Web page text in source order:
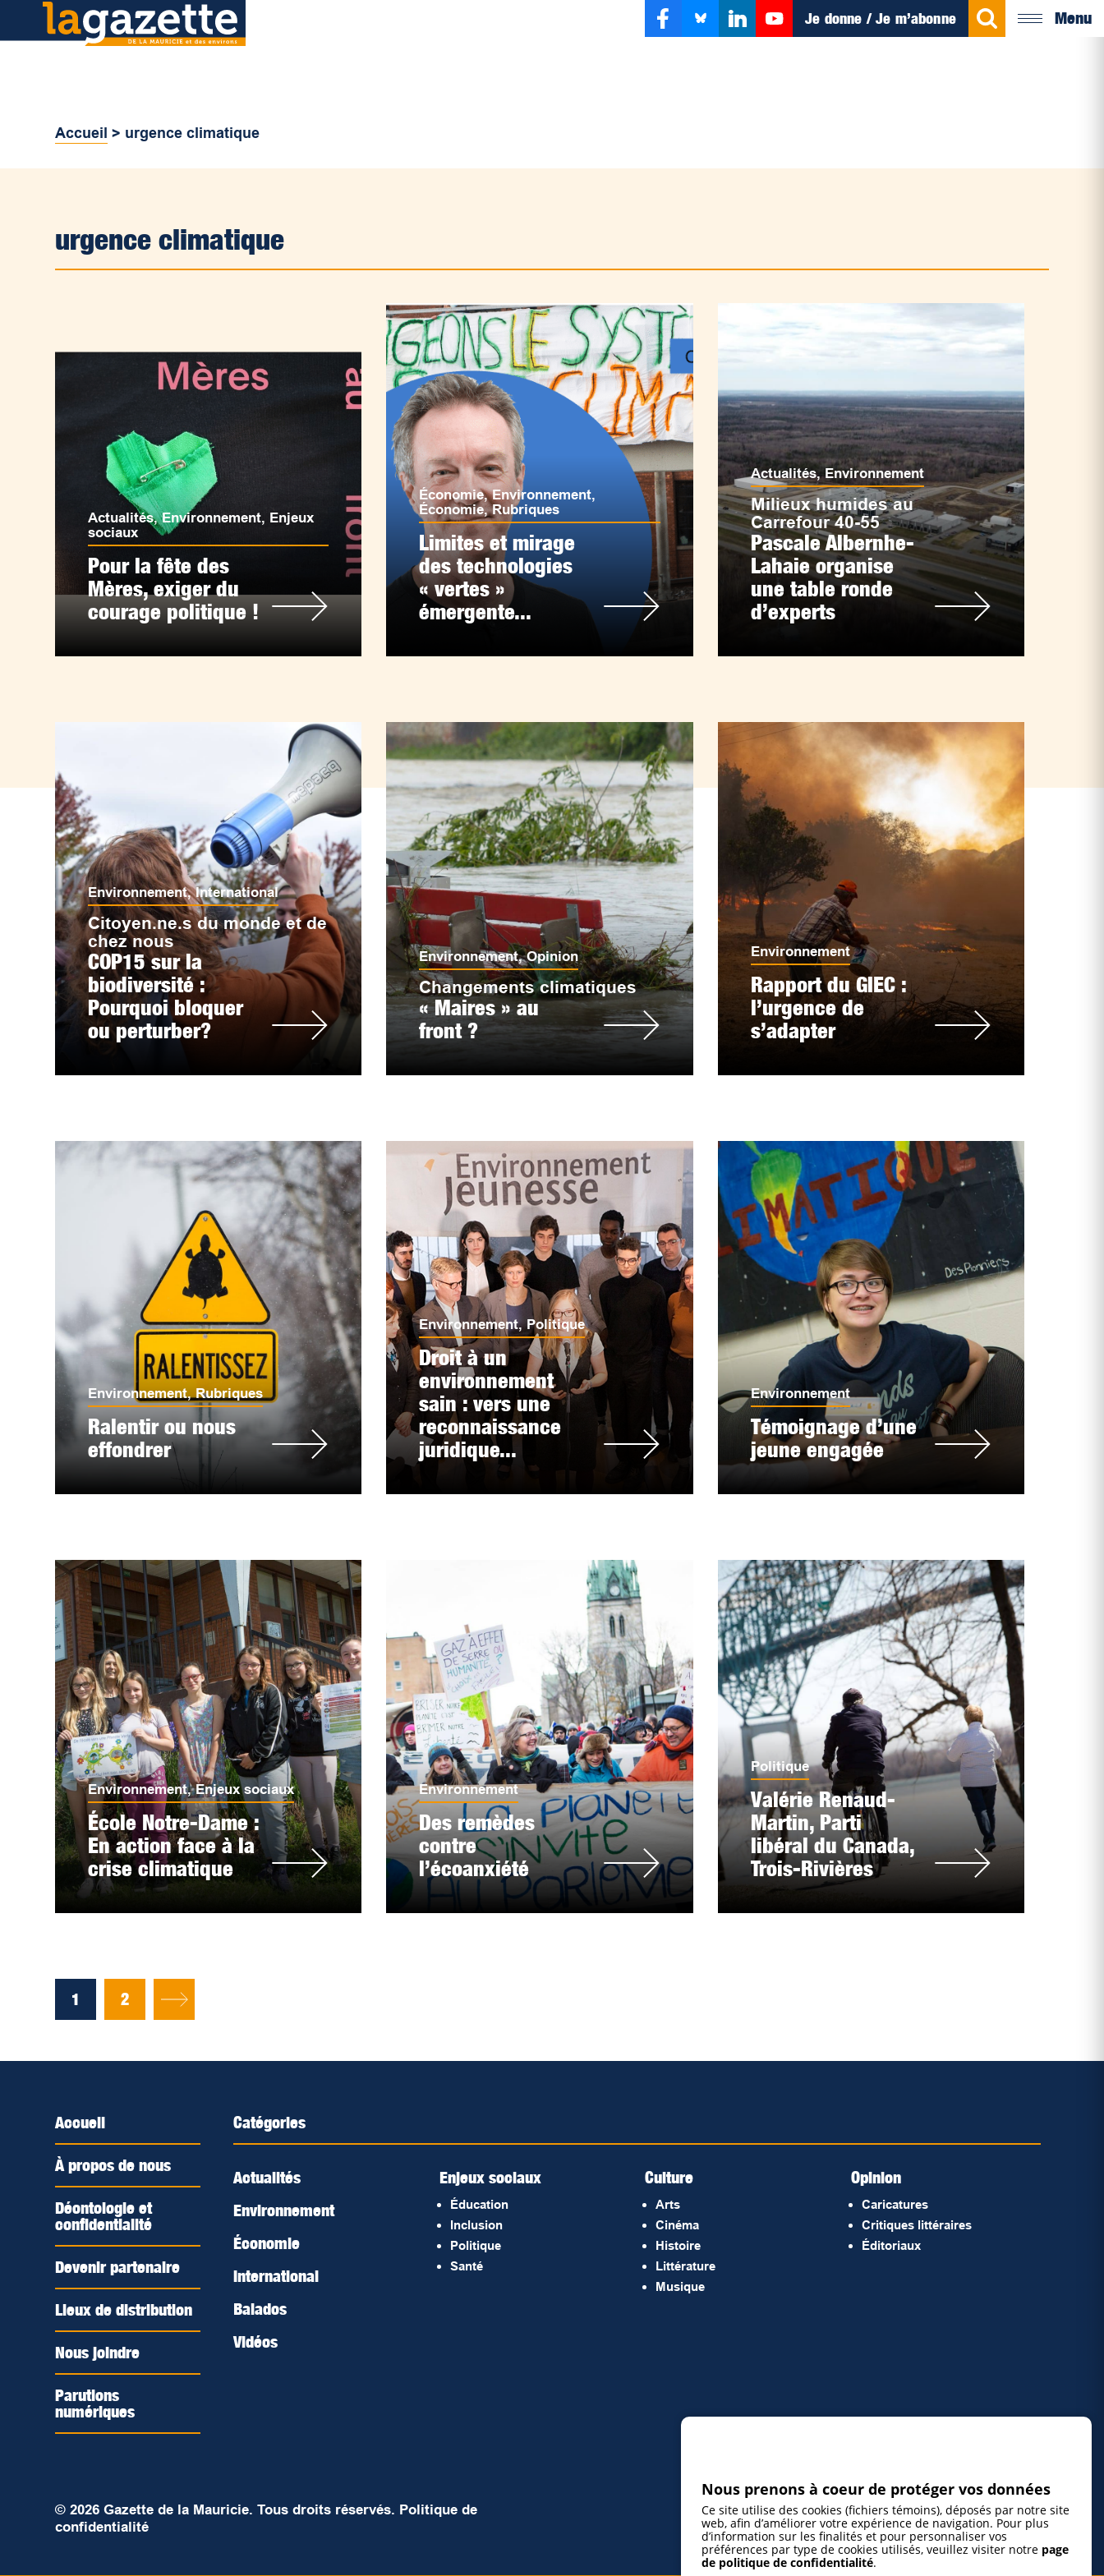
Je donne / Je m’abonne Menu
Accueil > urgence climatique
urgence climatique
Actualités,Environnement, Enjeux
sociaux
Pour la fête des
Mères, exiger du
courage politique !
Économie,Environnement,
Économie,Rubriques
Limites et mirage
des technologies
« vertes »
émergente...
Actualités,Environnement
Milieux humides au
Carrefour 40-55
Pascale Albernhe-
Lahaie organise
une table ronde
d’experts
Environnement,International
Citoyen.ne.s du monde et de
chez nous
COP15 sur la
biodiversité :
Pourquoi bloquer
ou perturber?
Environnement,Opinion
Changements climatiques
« Maires » au
front ?
Environnement
Rapport du GIEC :
l’urgence de
s’adapter
Environnement,Rubriques
Ralentir ou nous
effondrer
Environnement,Politique
Droit à un
environnement
sain : vers une
reconnaissance
juridique...
Environnement
Témoignage d’une
jeune engagée
Environnement,Enjeux sociaux
École Notre-Dame :
En action face à la
crise climatique
Environnement
Des remèdes
contre
l’écoanxiété
Politique
Valérie Renaud-
Martin, Parti
libéral du Canada,
Trois-Rivières
1 2
Accueil
À propos de nous
Déontologie et
confidentialité
Devenir partenaire
Lieux de distribution
Nous joindre
Parutions
numériques
Catégories
Actualités
Environnement
Économie
International
Balados
Vidéos
Enjeux sociaux
Éducation
Inclusion
Politique
Santé
Culture
Arts
Cinéma
Histoire
Littérature
Musique
Opinion
Caricatures
Critiques littéraires
Éditoriaux
© 2026 Gazette de la Mauricie. Tous droits réservés. Politique de
confidentialité
Nous prenons à coeur de protéger vos données
Ce site utilise des cookies (fichiers témoins), déposés par notre site
web, afin d’améliorer votre expérience de navigation. Pour plus
d’information sur les finalités et pour personnaliser vos
préférences par type de cookies utilisés, veuillez visiter notre page
de politique de confidentialité.